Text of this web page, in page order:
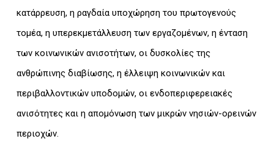
κατάρρευση, η ραγδαία υποχώρηση του πρωτογενούς
τομέα, η υπερεκμετάλλευση των εργαζομένων, η ένταση
των κοινωνικών ανισοτήτων, οι δυσκολίες της
ανθρώπινης διαβίωσης, η έλλειψη κοινωνικών και
περιβαλλοντικών υποδομών, οι ενδοπεριφερειακές
ανισότητες και η απομόνωση των μικρών νησιών-ορεινών
περιοχών.